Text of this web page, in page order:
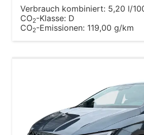
Verbrauch kombiniert: 5,20 l/
CO2-Klasse: D
CO2-Emissionen: 119,00 g/km